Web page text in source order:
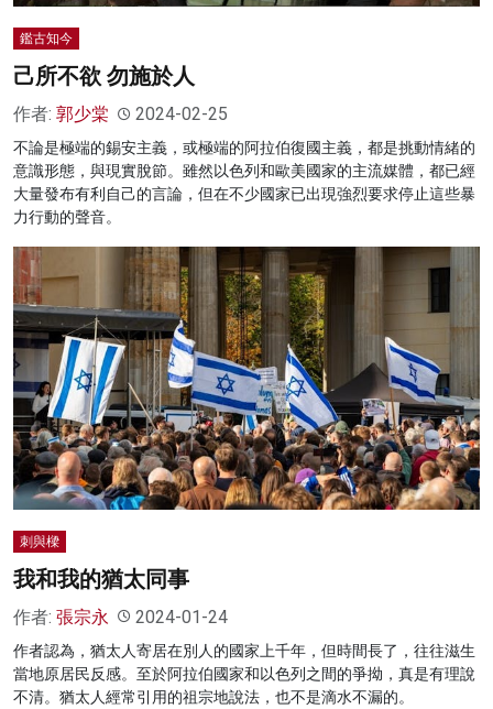
鑑古知今
己所不欲 勿施於人
作者: 郭少棠 2024-02-25
不論是極端的錫安主義，或極端的阿拉伯復國主義，都是挑動情緒的
意識形態，與現實脫節。雖然以色列和歐美國家的主流媒體，都已經
大量發布有利自己的言論，但在不少國家已出現強烈要求停止這些暴
力行動的聲音。
刺與樑
我和我的猶太同事
作者: 張宗永 2024-01-24
作者認為，猶太人寄居在別人的國家上千年，但時間長了，往往滋生
當地原居民反感。至於阿拉伯國家和以色列之間的爭拗，真是有理說
不清。猶太人經常引用的祖宗地說法，也不是滴水不漏的。